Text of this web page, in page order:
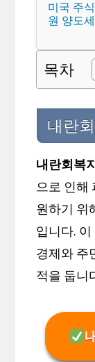
미국 주
원 양도
목차
내란
내란회복
으로 인해
원하기 위
입니다.
경제와 주
적을 둡니